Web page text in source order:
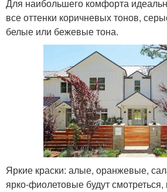
Для наибольшего комфорта
все оттенки коричневых тонов,
белые или бежевые тона.
Яркие краски: алые, оранжевые,
ярко-фиолетовые будут